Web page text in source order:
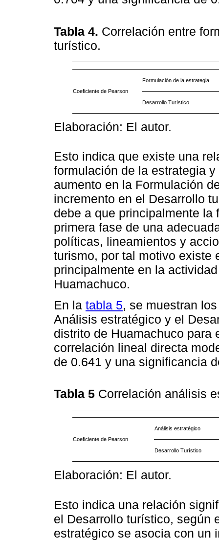
Tabla 4. Correlación entre
turístico.
Coeficiente de Pearson
Formulación de la estrategia
Desarrollo Turístico
Elaboración: El autor.
Esto indica que existe una
formulación de la estrategia
aumento en la Formulación
incremento en el Desarrollo
debe a que principalmente
primera fase de una
políticas, lineamientos y
turismo, por tal motivo existe
principalmente en la
Huamachuco.
En la tabla 5, se muestran
Análisis estratégico y el
distrito de Huamachuco para
correlación lineal directa
de 0.641 y una significancia
Tabla 5 Correlación análisis
Coeficiente de Pearson
Análisis estratégico
Desarrollo Turístico
Elaboración: El autor.
Esto indica una relación
el Desarrollo turístico, según
estratégico se asocia con un